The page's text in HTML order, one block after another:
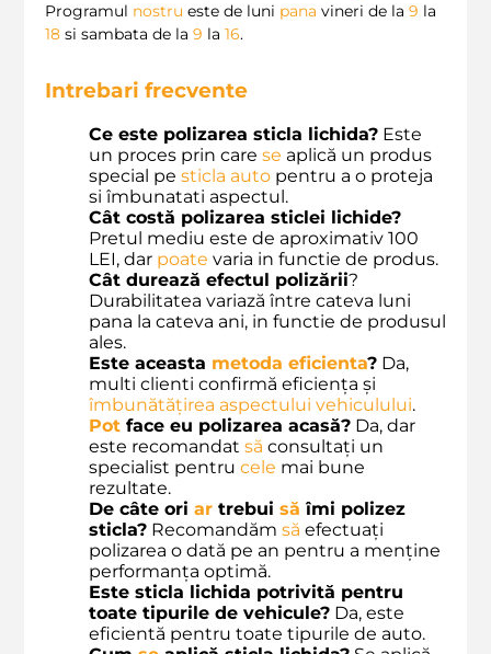
Programul nostru este de luni pana vineri de la 9 la
18 si sambata de la 9 la 16.
Intrebari frecvente
Ce este polizarea sticla lichida? Este
un proces prin care se aplică un produs
special pe sticla auto pentru a o proteja
si îmbunatati aspectul.
Cât costă polizarea sticlei lichide?
Pretul mediu este de aproximativ 100
LEI, dar poate varia in functie de produs.
Cât durează efectul polizării?
Durabilitatea variază între cateva luni
pana la cateva ani, in functie de produsul
ales.
Este aceasta metoda eficienta? Da,
multi clienti confirmă eficiența și
îmbunătățirea aspectului vehiculului.
Pot face eu polizarea acasă? Da, dar
este recomandat să consultați un
specialist pentru cele mai bune
rezultate.
De câte ori ar trebui să îmi polizez
sticla? Recomandăm să efectuați
polizarea o dată pe an pentru a menține
performanța optimă.
Este sticla lichida potrivită pentru
toate tipurile de vehicule? Da, este
eficientă pentru toate tipurile de auto.